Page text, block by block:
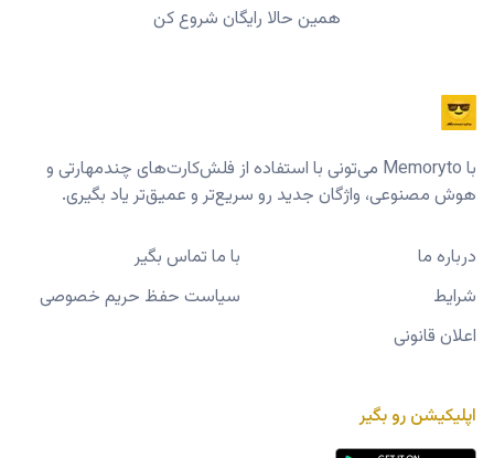
همین حالا رایگان شروع کن
با Memoryto می‌تونی با استفاده از فلش‌کارت‌های چندمهارتی و
هوش مصنوعی، واژگان جدید رو سریع‌تر و عمیق‌تر یاد بگیری.
درباره ما
با ما تماس بگیر
شرایط
سیاست حفظ حریم خصوصی
اعلان قانونی
اپلیکیشن رو بگیر